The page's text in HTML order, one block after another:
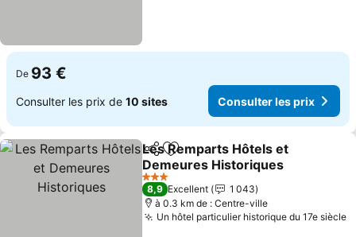
De 93 €
Consulter les prix de 10 sites Consulter les prix
PartagerAjouter à mes favoris
Les Remparts Hôtels et
Demeures Historiques
Consulter les prix
3 Étoiles
8,9 Excellent
1 043
à 0.3 km de : Centre-ville
Un hôtel particulier historique du 17e siècle